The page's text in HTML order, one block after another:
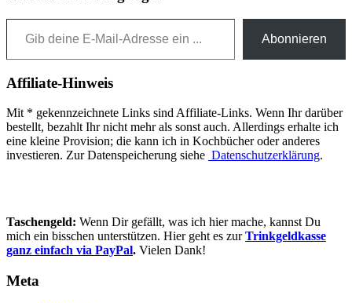
Gib deine E-Mail-Adresse ein ...
Abonnieren
Affiliate-Hinweis
Mit * gekennzeichnete Links sind Affiliate-Links. Wenn Ihr darüber
bestellt, bezahlt Ihr nicht mehr als sonst auch. Allerdings erhalte ich
eine kleine Provision; die kann ich in Kochbücher oder anderes
investieren. Zur Datenspeicherung siehe Datenschutzerklärung.
Taschengeld: Wenn Dir gefällt, was ich hier mache, kannst Du
mich ein bisschen unterstützen. Hier geht es zurTrinkgeldkasse
ganz einfach via PayPal. Vielen Dank!
Meta